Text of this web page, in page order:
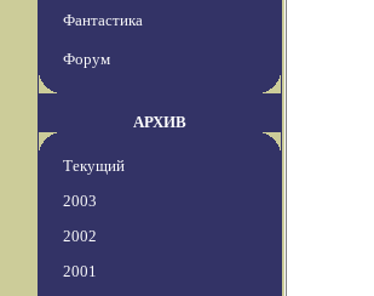
Фантастика
Форум
АРХИВ
Текущий
2003
2002
2001